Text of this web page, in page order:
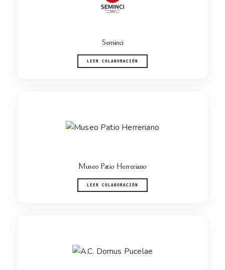
Seminci
LEER COLABORACIÓN
Museo Patio Herreriano
LEER COLABORACIÓN